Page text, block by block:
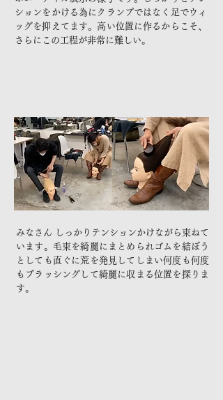
ションをかける為にクランプではなく足でウィ
ッグを抑えてます。高い位置に作るからこそ、
さらにこの工程が非常に難しい。
みなさん しっかりテンションかけながら束ねて
います。毛束を綺麗にまとめられゴムを結ぼう
としても直ぐに荒を発見してしまい何度も何度
もブラッシングして綺麗に収まる位置を探りま
す。